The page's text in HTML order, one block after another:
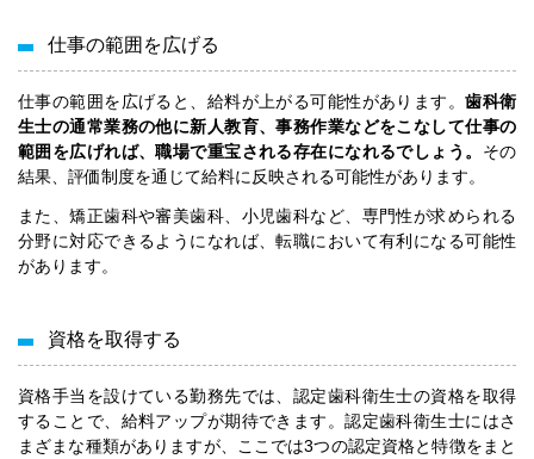
仕事の範囲を広げる
仕事の範囲を広げると、給料が上がる可能性があります。歯科衛
生士の通常業務の他に新人教育、事務作業などをこなして仕事の
範囲を広げれば、職場で重宝される存在になれるでしょう。 その
結果、評価制度を通じて給料に反映される可能性があります。
また、矯正歯科や審美歯科、小児歯科など、専門性が求められる
分野に対応できるようになれば、転職において有利になる可能性
があります。
資格を取得する
資格手当を設けている勤務先では、認定歯科衛生士の資格を取得
することで、給料アップが期待できます。認定歯科衛生士にはさ
まざまな種類がありますが、ここでは3つの認定資格と特徴をまと